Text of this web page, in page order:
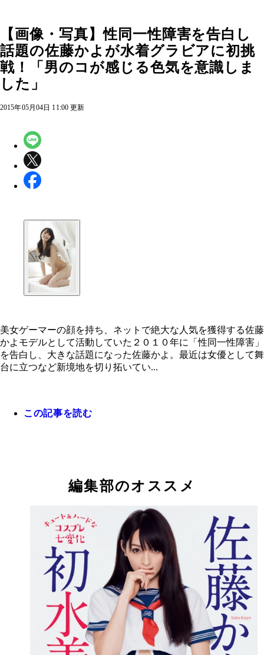
【画像・写真】性同一性障害を告白し
話題の佐藤かよが水着グラビアに初挑
戦！「男のコが感じる色気を意識しま
した」
2015年05月04日 11:00 更新
美女ゲーマーの顔を持ち、ネットで絶大な人気を
る佐藤かよ
美女ゲーマーの顔を持ち、ネットで絶大な人気を獲得する佐藤
かよモデルとして活動していた２０１０年に「性同一性障害」
を告白し、大きな話題になった佐藤かよ。最近は女優として舞
台に立つなど新境地を切り拓いてい...
この記事を読む
編集部のオススメ